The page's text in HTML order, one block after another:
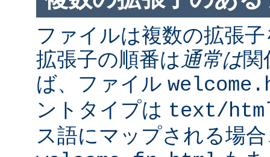
ファイルは複数の拡張
拡張子の順番は 通常は関
ば、ファイル
ントタイプは text/
ス語にマップされる場